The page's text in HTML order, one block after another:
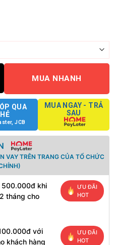
MUA NHANH
QUA
JCB
MUA NGAY - TRẢ
SAU
VAY TRÊN TRANG CỦA TỔ CHỨC
500.000đ khi
tháng cho
ƯU ĐÃI
HOT
với
khách hàng
ƯU ĐÃI
HOT